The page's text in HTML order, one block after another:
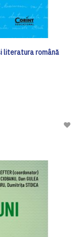
literatura română